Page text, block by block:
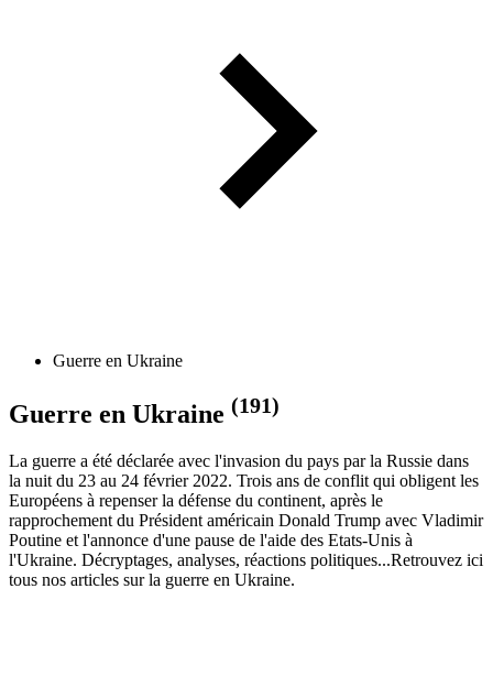
Guerre en Ukraine
Guerre en Ukraine (191)
La guerre a été déclarée avec l'invasion du pays par la Russie dans
la nuit du 23 au 24 février 2022. Trois ans de conflit qui obligent les
Européens à repenser la défense du continent, après le
rapprochement du Président américain Donald Trump avec Vladimir
Poutine et l'annonce d'une pause de l'aide des Etats-Unis à
l'Ukraine. Décryptages, analyses, réactions politiques...Retrouvez ici
tous nos articles sur la guerre en Ukraine.